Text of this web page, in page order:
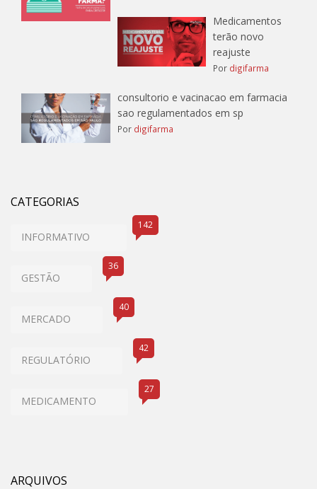
Medicamentos
terão novo
reajuste
Por digifarma
consultorio e vacinacao em farmacia
sao regulamentados em sp
Por digifarma
CATEGORIAS
INFORMATIVO
142
GESTÃO
36
MERCADO
40
REGULATÓRIO
42
MEDICAMENTO
27
ARQUIVOS